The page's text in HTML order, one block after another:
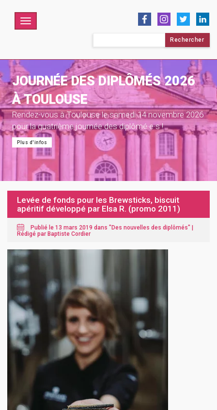
Menu
JOURNÉE DES DIPLÔMÉS 2026
À TOULOUSE
Rendez-vous à Toulouse le samedi 14 novembre 2026
pour la quatrième journée des diplômé·e·s !
Plus d'infos
Levée de fonds pour les Brewsticks, biscuit
apéritif développé par Elsa R. (promo 2011)
Publié le 13 mars 2019 dans "Des nouvelles des diplômés" |
Rédigé par Baptiste Cordier